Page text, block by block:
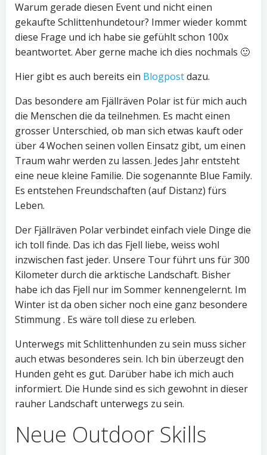
Warum gerade diesen Event und nicht einen
gekaufte Schlittenhundetour? Immer wieder kommt
diese Frage und ich habe sie gefühlt schon 100x
beantwortet. Aber gerne mache ich dies nochmals 🙂
Hier gibt es auch bereits ein Blogpostdazu.
Das besondere am Fjällräven Polar ist für mich auch
die Menschen die da teilnehmen. Es macht einen
grosser Unterschied, ob man sich etwas kauft oder
über 4 Wochen seinen vollen Einsatz gibt, um einen
Traum wahr werden zu lassen. Jedes Jahr entsteht
eine neue kleine Familie. Die sogenannte Blue Family.
Es entstehen Freundschaften (auf Distanz) fürs
Leben.
Der Fjällräven Polar verbindet einfach viele Dinge die
ich toll finde. Das ich das Fjell liebe, weiss wohl
inzwischen fast jeder. Unsere Tour führt uns für 300
Kilometer durch die arktische Landschaft. Bisher
habe ich das Fjell nur im Sommer kennengelernt. Im
Winter ist da oben sicher noch eine ganz besondere
Stimmung . Es wäre toll diese zu erleben.
Unterwegs mit Schlittenhunden zu sein muss sicher
auch etwas besonderes sein. Ich bin überzeugt den
Hunden geht es gut. Darüber habe ich mich auch
informiert. Die Hunde sind es sich gewohnt in dieser
rauher Landschaft unterwegs zu sein.
Neue Outdoor Skills